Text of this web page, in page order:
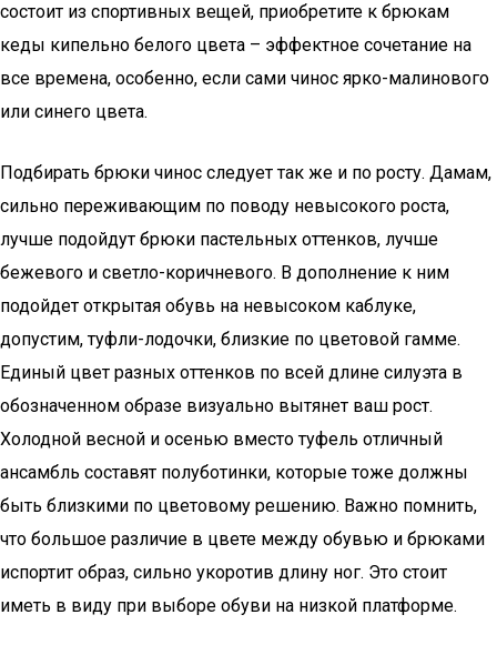
состоит из спортивных вещей, приобретите к брюкам
кеды кипельно белого цвета – эффектное сочетание на
все времена, особенно, если сами чинос ярко-малинового
или синего цвета.
Подбирать брюки чинос следует так же и по росту. Дамам,
сильно переживающим по поводу невысокого роста,
лучше подойдут брюки пастельных оттенков, лучше
бежевого и светло-коричневого. В дополнение к ним
подойдет открытая обувь на невысоком каблуке,
допустим, туфли-лодочки, близкие по цветовой гамме.
Единый цвет разных оттенков по всей длине силуэта в
обозначенном образе визуально вытянет ваш рост.
Холодной весной и осенью вместо туфель отличный
ансамбль составят полуботинки, которые тоже должны
быть близкими по цветовому решению. Важно помнить,
что большое различие в цвете между обувью и брюками
испортит образ, сильно укоротив длину ног. Это стоит
иметь в виду при выборе обуви на низкой платформе.